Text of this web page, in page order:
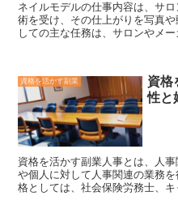
ネイルモデルの仕事内容は、サ
術を受け、その仕上がりを写真や
しての主な任務は、サロンやメ
アをしたい人におすすめの副業
やお金を節約したい人にも向い
働くには、特別な資格や経験は
られていることが望ましいです。
資格を活かす副業
資格
性と
資格を活かす副業人事とは 、人
や個人に対して人事関連の業務
格としては、社会保険労務士 キ